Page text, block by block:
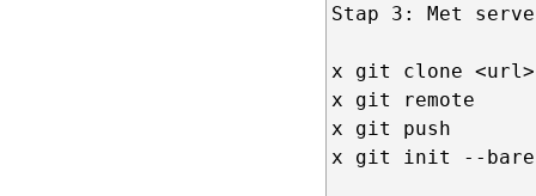
Stap 3: Met
x git clone <url>
x git remote
x git push
x git init --bare